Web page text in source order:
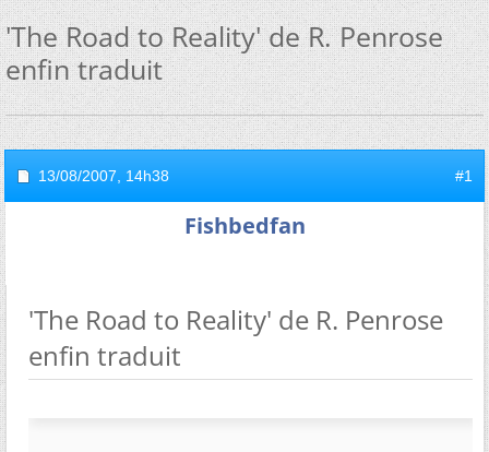
'The Road to Reality' de R. Penrose
enfin traduit
13/08/2007, 14h38 #1
Fishbedfan
'The Road to Reality' de R. Penrose
enfin traduit